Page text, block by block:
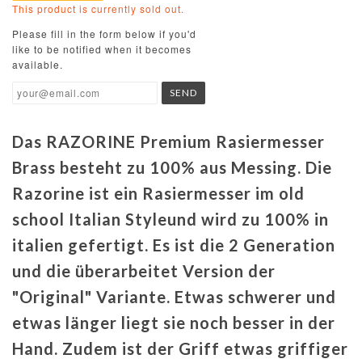
This product is currently sold out.
Please fill in the form below if you'd
like to be notified when it becomes
available.
Das RAZORINE Premium Rasiermesser
Brass besteht zu 100% aus Messing. Die
Razorine ist ein Rasiermesser im old
school Italian Styleund wird zu 100% in
italien gefertigt. Es ist die 2 Generation
und die überarbeitet Version der
"Original" Variante. Etwas schwerer und
etwas länger liegt sie noch besser in der
Hand. Zudem ist der Griff etwas griffiger